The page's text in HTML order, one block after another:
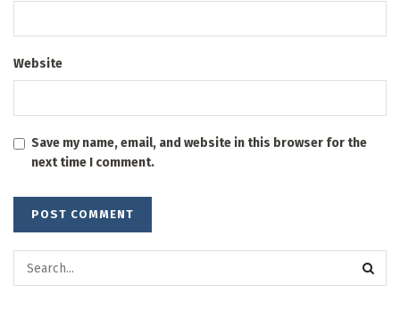
Website
Save my name, email, and website in this browser for the
next time I comment.